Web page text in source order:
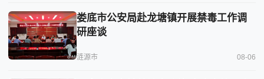
娄底市公安局赴龙塘镇开展禁毒工作调
研座谈
涟源市 08-06